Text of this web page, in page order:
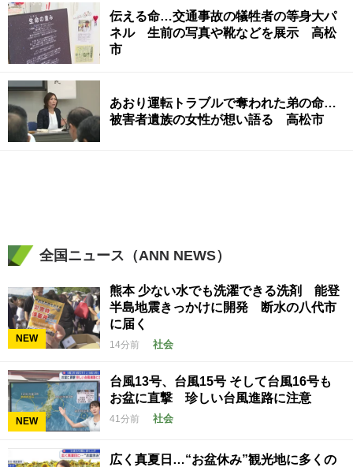
伝える命…交通事故の犠牲者の等身大パ
ネル 生前の写真や靴などを展示 高松
市
あおり運転トラブルで奪われた弟の命…
被害者遺族の女性が想い語る 高松市
全国ニュース（ANN NEWS）
NEW
熊本 少ない水でも洗濯できる洗剤 能登
半島地震きっかけに開発 断水の八代市
に届く
14分前 社会
NEW
台風13号、台風15号 そして台風16号も
お盆に直撃 珍しい台風進路に注意
41分前 社会
広く真夏日…“お盆休み”観光地に多くの